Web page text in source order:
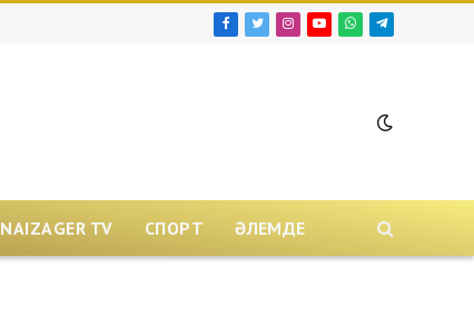
Facebook
TwitterInstagram
YouTubeWhatsAppTelegram
NAIZAGER TV СПОРТ ӘЛЕМДЕ